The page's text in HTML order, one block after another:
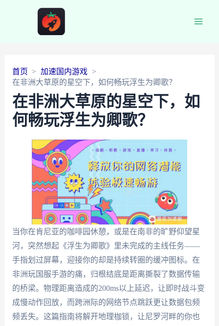
首页
加速国内游戏
在非洲大草原的星空下，如何畅玩浮生为卿歌？
在非洲大草原的星空下，如
何畅玩浮生为卿歌？
当你在肯尼亚的咖啡园休憩，或是在南非的旷野仰望星
河，突然想起《浮生为卿歌》里未完成的主线任务——
手指划过屏幕，迎接你的却是持续转圈的缓冲图标。在
非洲玩国服手游的痛，归根结底是距离撕裂了数据传输
的桥梁。物理距离造成的200ms以上延迟，让即时战斗变
成慢动作回放，而跨洲际的网络节点跳跃更让数据包频
频丢失。这篇指南将解开地理枷锁，让尼罗河畔的你也